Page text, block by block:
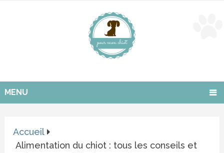
MENU
Accueil
Alimentation du chiot : tous les conseils et